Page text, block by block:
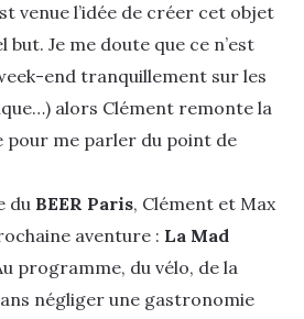
venue l’idée de créer cet objet
Je me doute que ce n’est
end tranquillement sur les
alors Clément remonte la
me parler du point de
du BEER Paris, Clément et Max
aventure : La Mad
programme, du vélo, de la
négliger une gastronomie